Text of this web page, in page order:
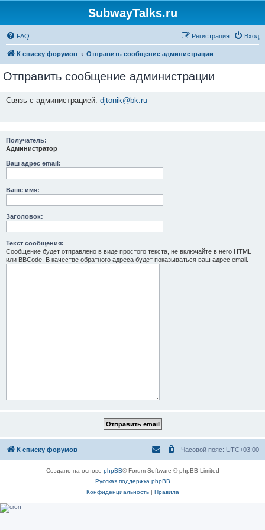
SubwayTalks.ru
FAQ Вход
Регистрация
К списку форумов Отправить сообщение администрации
Отправить сообщение администрации
Связь с администрацией: djtonik@bk.ru
Получатель:
Администратор
Ваш адрес email:
Ваше имя:
Заголовок:
Текст сообщения:
Сообщение будет отправлено в виде простого текста, не включайте в него HTML
или BBCode. В качестве обратного адреса будет показываться ваш адрес email.
К списку форумов Часовой пояс: UTC+03:00
Создано на основе phpBB® Forum Software © phpBB Limited
Русская поддержка phpBB
Конфиденциальность| Правила